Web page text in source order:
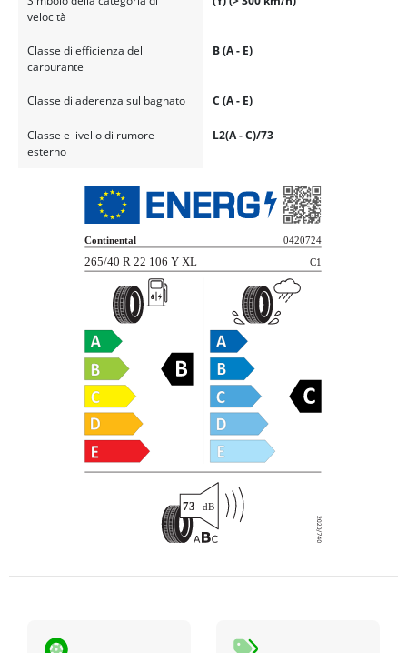
velocità
Classe di efficienza del
carburante
B (A - E)
Classe di aderenza sul bagnato C (A - E)
Classe e livello di rumore
esterno
L2(A - C)/73